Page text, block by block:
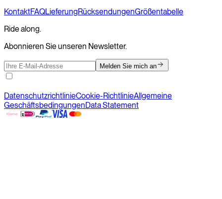
KontaktFAQLieferungRücksendungenGrößentabelle
Ride along.
Abonnieren Sie unseren Newsletter.
Melden Sie mich an
DatenschutzrichtlinieCookie-RichtlinieAllgemeine
GeschäftsbedingungenData Statement